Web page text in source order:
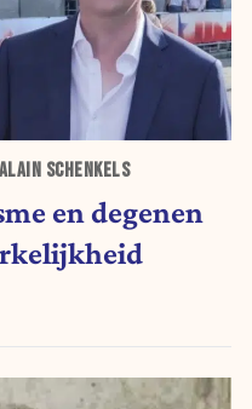
SCHENKELS
en degenen